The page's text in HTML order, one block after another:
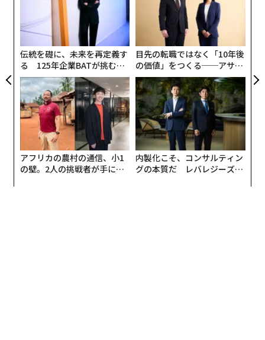
伝統を礎に、未来を再定義す
る 125年企業BATが挑むス
モークレスな未来
目先の転職ではなく「10年後
の価値」をつくる──アサイ
ンの長期伴走型支援とは
アフリカの農村の通信、小1
の壁。2人の挑戦者が手にし
内製化こそ、コンサルティン
グの本質だ レバレジーズが